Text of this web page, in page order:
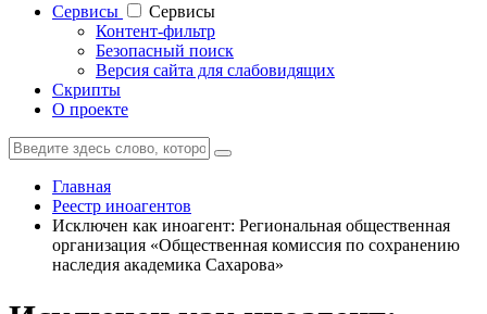
Cервисы
Cервисы
Контент-фильтр
Безопасный поиск
Версия сайта для слабовидящих
Скрипты
О проекте
Главная
Реестр иноагентов
Исключен как иноагент: Региональная общественная
организация «Общественная комиссия по сохранению
наследия академика Сахарова»